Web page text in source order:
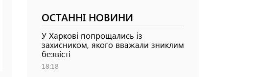
ОСТАННІ НОВИНИ
У Харкові попрощались із
захисником, якого вважали зниклим
безвісті
18:18